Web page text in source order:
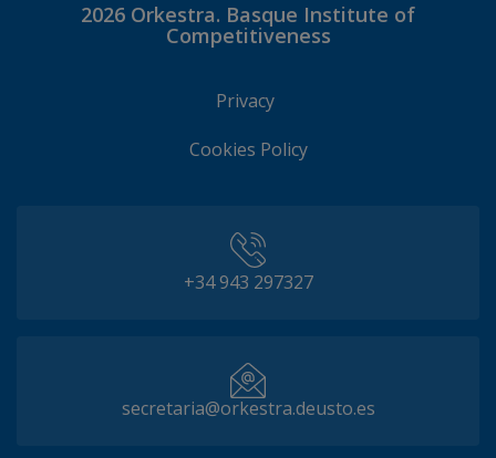
2026 Orkestra. Basque Institute of
Competitiveness
Privacy
Cookies Policy
+34 943 297327
secretaria@orkestra.deusto.es